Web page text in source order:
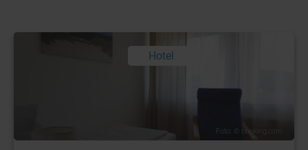
Hotel
Foto: © booking.com